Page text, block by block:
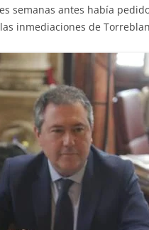
semanas antes había
inmediaciones de